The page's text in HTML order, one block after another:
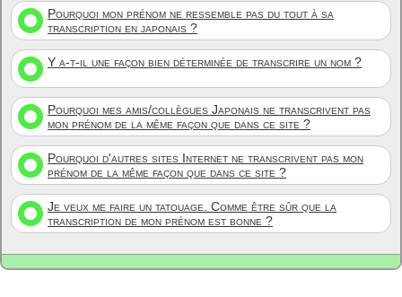
Pourquoi mon prénom ne ressemble pas du tout à sa
transcription en japonais ?
Y a-t-il une façon bien déterminée de transcrire un nom ?
Pourquoi mes amis/collègues Japonais ne transcrivent pas
mon prénom de la même façon que dans ce site ?
Pourquoi d'autres sites Internet ne transcrivent pas mon
prénom de la même façon que dans ce site ?
Je veux me faire un tatouage. Comme être sûr que la
transcription de mon prénom est bonne ?